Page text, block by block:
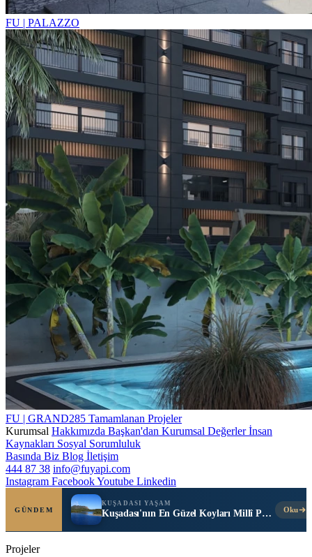
FU | PALAZZO
FU | GRAND285 Tamamlanan Projeler
Kurumsal Hakkımızda Başkan'dan Kurumsal Değerlerİnsan
Kaynakları Sosyal Sorumluluk
Basında Biz Blog İletişim
444 87 38 info@fuyapi.com
Instagram FacebookYoutube Linkedin
GÜNDEM
KUŞADASI YAŞAM
Kuşadası'nın En Güzel Koyları Millî Park'ta Oku
Projeler